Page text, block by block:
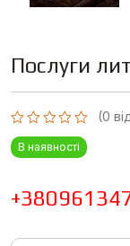
Послуги
Оцінено
в
0
(0
В наявності